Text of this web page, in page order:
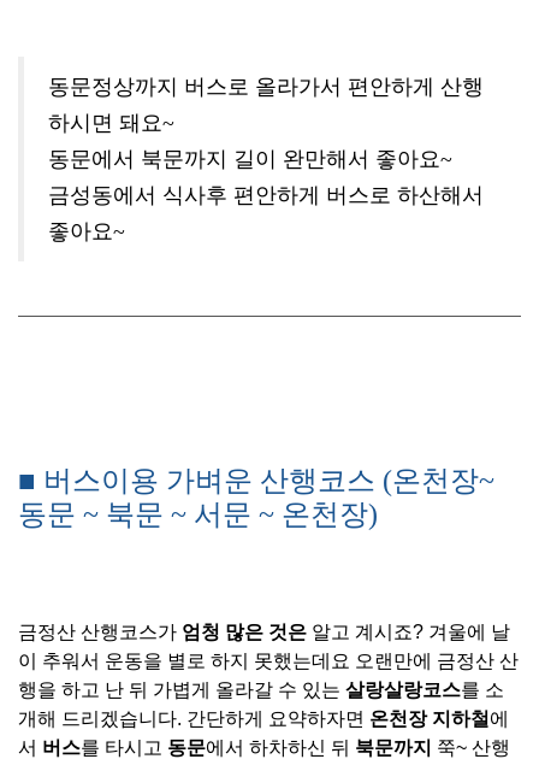
동문정상까지 버스로 올라가서 편안하게 산행
하시면 돼요~
동문에서 북문까지 길이 완만해서 좋아요~
금성동에서 식사후 편안하게 버스로 하산해서
좋아요~
■ 버스이용 가벼운 산행코스 (온천장~
동문 ~ 북문 ~ 서문 ~ 온천장)
금정산 산행코스가 엄청 많은 것은 알고 계시죠? 겨울에 날
이 추워서 운동을 별로 하지 못했는데요 오랜만에 금정산 산
행을 하고 난 뒤 가볍게 올라갈 수 있는 살랑살랑코스를 소
개해 드리겠습니다. 간단하게 요약하자면 온천장 지하철 에
서 버스를 타시고 동문에서 하차하신 뒤 북문까지 쭉~ 산행